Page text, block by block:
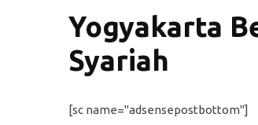
Yogyakarta
Syariah
[sc name="adsensepostbottom"]